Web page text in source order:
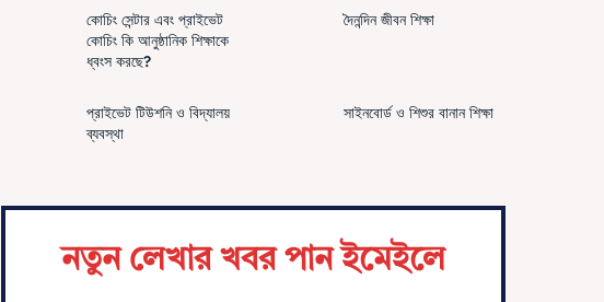
কোচিং সেন্টার এবং প্রাইভেট
কোচিং কি আনুষ্ঠানিক শিক্ষাকে
ধ্বংস করছে?
দৈনন্দিন জীবন শিক্ষা
প্রাইভেট টিউশনি ও বিদ্যালয়
ব্যবস্থা
সাইনবোর্ড ও শিশুর বানান শিক্ষা
নতুন লেখার খবর পান ইমেইলে